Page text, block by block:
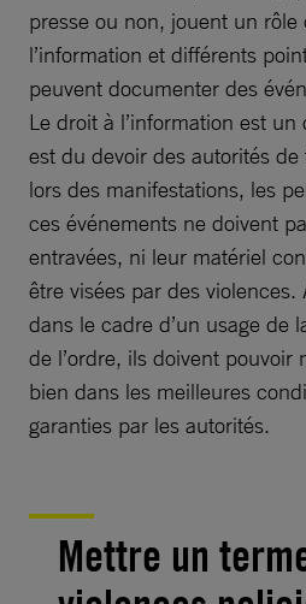
presse ou non, jouent un
l’information et différents
peuvent documenter des
Le droit à l’information est
est du devoir des autorités
lors des manifestations, les
ces événements ne doivent
entravées, ni leur matériel
être visées par des
dans le cadre d’un usage de
de l’ordre, ils doivent pouvoir
bien dans les meilleures
garanties par les autorités.
Mettre un